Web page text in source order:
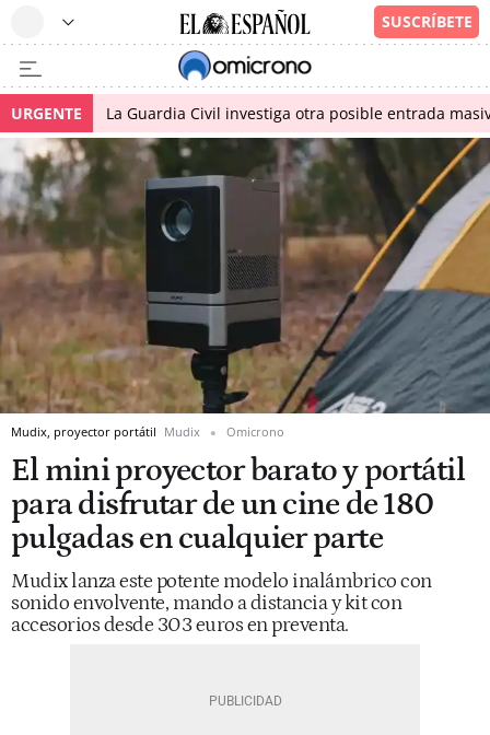
URGENTE La Guardia Civil investiga otra posible entrada
Mudix, proyector portátil Mudix Omicrono
El mini proyector barato y portátil
para disfrutar de un cine de 180
pulgadas en cualquier parte
Mudix lanza este potente modelo inalámbrico con
sonido envolvente, mando a distancia y kit con
accesorios desde 303 euros en preventa.